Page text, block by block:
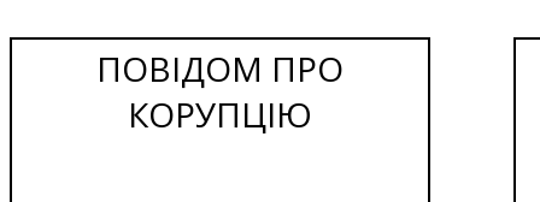
ПОВІДОМ ПРО
КОРУПЦІЮ